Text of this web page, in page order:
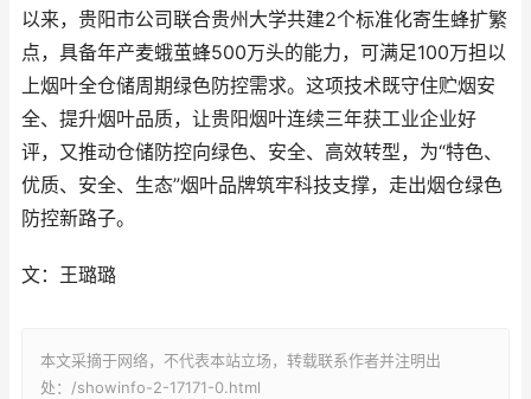
以来，贵阳市公司联合贵州大学共建2个标准化寄生蜂扩繁
点，具备年产麦蛾茧蜂500万头的能力，可满足100万担以
上烟叶全仓储周期绿色防控需求。这项技术既守住贮烟安
全、提升烟叶品质，让贵阳烟叶连续三年获工业企业好
评，又推动仓储防控向绿色、安全、高效转型，为“特色、
优质、安全、生态”烟叶品牌筑牢科技支撑，走出烟仓绿色
防控新路子。
文：王璐璐
本文采摘于网络，不代表本站立场，转载联系作者并注明出
处：/showinfo-2-17171-0.html